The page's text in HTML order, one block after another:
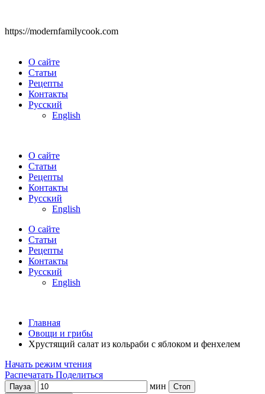
https://modernfamilycook.com
О сайте
Статьи
Рецепты
Контакты
Русский
English
О сайте
Статьи
Рецепты
Контакты
Русский
English
О сайте
Статьи
Рецепты
Контакты
Русский
English
Главная
Овощи и грибы
Хрустящий салат из кольраби с яблоком и фенхелем
Начать режим чтения
Распечатать Поделиться
Пауза мин
Стоп